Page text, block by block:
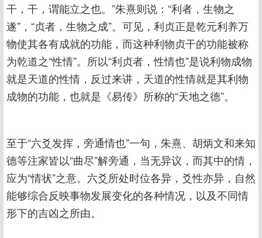
干，干，谓能立之也。”朱熹则说：“利者，生物之
遂”，“贞者，生物之成”。可见，利贞正是乾元利养万
物使其各有成就的功能，而这种利物贞干的功能被称
为乾道之“性情”。所以“利贞者，性情也”是说利物成物
就是天道的性情，反过来讲，天道的性情就是其利物
成物的功能，也就是《易传》所称的“天地之德”。
至于“六爻发挥，旁通情也”一句，朱熹、胡炳文和来知
德等注家皆以“曲尽”解旁通，当无异议，而其中的情，
应为“情状”之意。六爻所处时位各异，爻性亦异，自然
能够综合反映事物发展变化的各种情况，以及不同情
形下的吉凶之所由。